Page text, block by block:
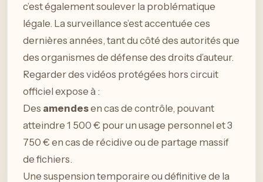
c’est également soulever la problématique
légale. La surveillance s’est accentuée ces
dernières années, tant du côté des autorités que
des organismes de défense des droits d’auteur.
Regarder des vidéos protégées hors circuit
officiel expose à :
Des amendesen cas de contrôle, pouvant
atteindre 1 500 € pour un usage personnel et 3
750 € en cas de récidive ou de partage massif
de fichiers.
Une suspension temporaire ou définitive de la